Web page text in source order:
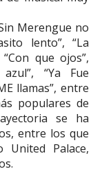
Merengue no
lento”, “La
que ojos”,
“Ya Fue
llamas”, entre
populares de
se ha
entre los que
United Palace,